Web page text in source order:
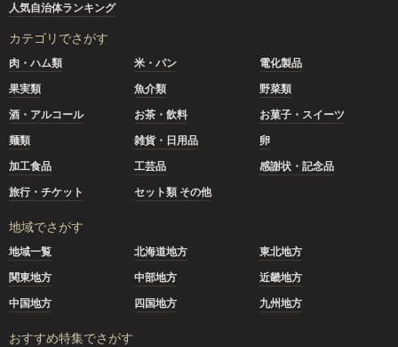
人気自治体ランキング
カテゴリでさがす
肉・ハム類 米・パン
電化製品
果実類
魚介類
野菜類
酒・アルコール
お茶・飲料
お菓子・スイーツ
麺類
雑貨・日用品
卵
加工食品
工芸品
感謝状・記念品
旅行・チケット
セット類 その他
地域でさがす
地域一覧 北海道地方
東北地方
関東地方
中部地方
近畿地方
中国地方
四国地方 九州地方
おすすめ特集でさがす